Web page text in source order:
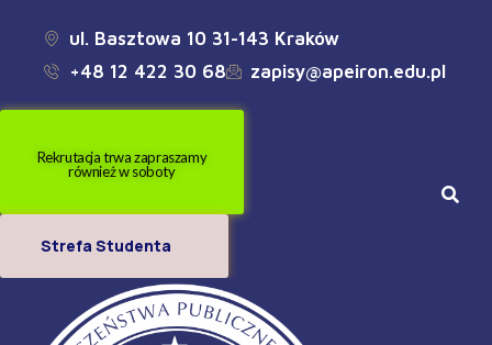
ul. Basztowa 10 31-143 Kraków
+48 12 422 30 68
zapisy@apeiron.edu.pl
Rekrutacja trwa zapraszamy
również w soboty
Strefa Studenta